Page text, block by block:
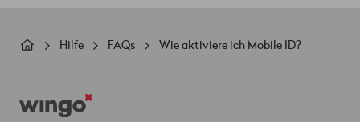
Pfadnavigation
Hilfe FAQs Wie aktiviere ich Mobile ID?